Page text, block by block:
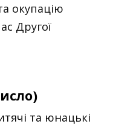
окупацію
Другої
та юнацькі